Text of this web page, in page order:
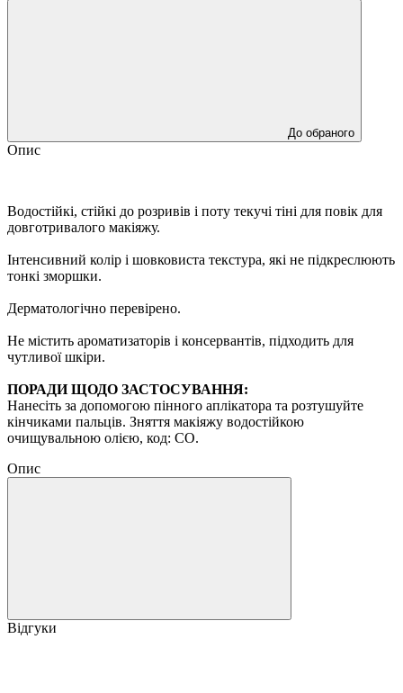
До обраного
Опис
Водостійкі, стійкі до розривів і поту текучі тіні для повік для
довготривалого макіяжу.
Інтенсивний колір і шовковиста текстура, які не підкреслюють
тонкі зморшки.
Дерматологічно перевірено.
Не містить ароматизаторів і консервантів, підходить для
чутливої ​​шкіри.
ПОРАДИ ЩОДО ЗАСТОСУВАННЯ:
Нанесіть за допомогою пінного аплікатора та розтушуйте
кінчиками пальців. Зняття макіяжу водостійкою
очищувальною олією, код: CO.
Опис
Відгуки